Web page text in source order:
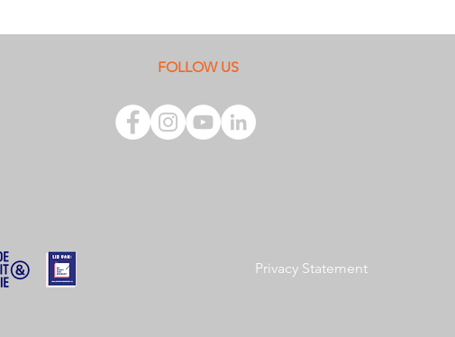
FOLLOW US
Privacy Statement